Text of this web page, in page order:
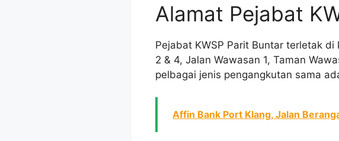
Alamat Pejabat
Pejabat KWSP Parit Buntar terletak
2 & 4, Jalan Wawasan 1, Taman
pelbagai jenis pengangkutan sama
Affin Bank Port Klang, Jalan